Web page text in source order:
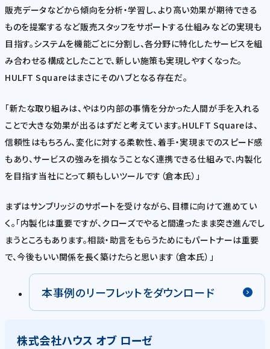
販売データなどから傾向を分析・学習し、より高い効果が期待できる
ものを提案するなど販売スタッフをサポートする仕組みなどの実現も
目指す。システムを機能ごとに分割し、各分野に特化したサービスを組
み合わせる構成としたことで、新しい施策も実現しやすくなった。
HULFT Squareはまさにそのハブとなる存在だ。
「新たな取り組みは、やはり内部の事情を分かった人間が手を入れる
ことで大きな効果が出るはずだと考えています。HULFT Squareは、
信頼性はもちろん、変化に対する柔軟性、着手・実現までのスピード感
もあり、サービスの強みを損なうことなく連携できる仕組みで、内製化
を目指す当社にとって頼もしいツールです（倉本氏）」
まずはサンブリッジのサポートを受けながら、目標に向けて進めてい
く。「内製化は重要ですが、クローズでやると間違ったまま突き進んでし
まうところもあります。相談・助言をもらうためにもパートナーは重要
で、今後もいい関係を長く築けたらと思います（倉本氏）」
本事例のリーフレットをダウンロード
株式会社ハウス オブ ローゼ